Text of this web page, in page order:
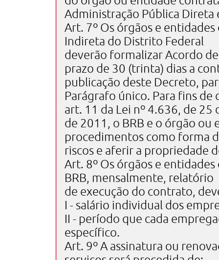
Administração Pública
Art. 7º Os órgãos e
Indireta do Distrito Federal
deverão formalizar Acordo
prazo de 30 (trinta) dias a
publicação deste Decreto,
Parágrafo único. Para fins
art. 11 da Lei nº 4.636, de 25
de 2011, o BRB e o órgão
procedimentos como forma
riscos e aferir a propriedade
Art. 8º Os órgãos e
BRB, mensalmente, relatório
de execução do contrato,
I - salário individual dos
II - período que cada
específico.
Art. 9º A assinatura ou